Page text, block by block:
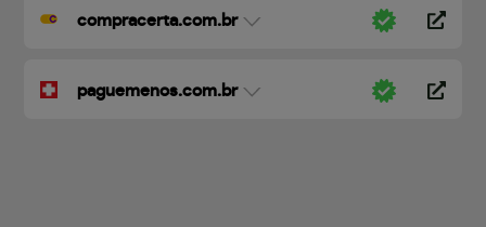
compracerta.com.br
paguemenos.com.br